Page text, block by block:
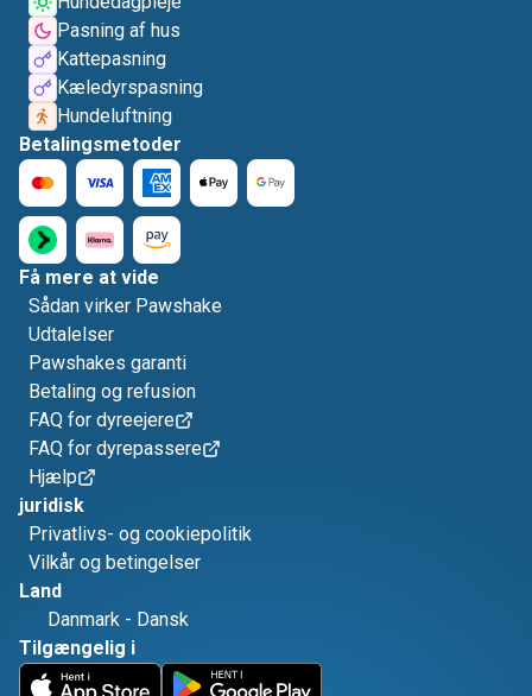
Pasning af hus
Kattepasning
Kæledyrspasning
Hundeluftning
Betalingsmetoder
Få mere at vide
Sådan virker Pawshake
Udtalelser
Pawshakes garanti
Betaling og refusion
FAQ for dyreejere
FAQ for dyrepassere
Hjælp
juridisk
Privatlivs- og cookiepolitik
Vilkår og betingelser
Land
Danmark - Dansk
Tilgængelig i